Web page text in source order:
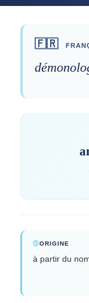
🇫🇷
ORIGINE
à partir du